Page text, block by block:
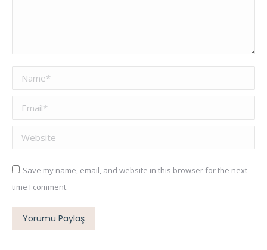
Name *
Email *
Website
Save my name, email, and website in this browser for the next
time I comment.
Yorumu Paylaş